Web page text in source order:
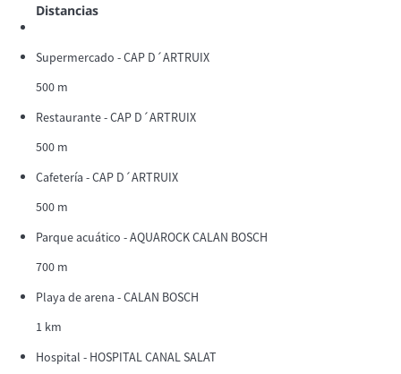
Distancias
Supermercado - CAP D´ARTRUIX
500 m
Restaurante - CAP D´ARTRUIX
500 m
Cafetería - CAP D´ARTRUIX
500 m
Parque acuático - AQUAROCK CALAN BOSCH
700 m
Playa de arena - CALAN BOSCH
1 km
Hospital - HOSPITAL CANAL SALAT